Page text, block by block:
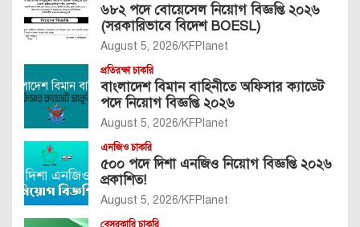
৬৮২ পদে বোয়েসেল নিয়োগ বিজ্ঞপ্তি ২০২৬
(সরকারিভাবে বিদেশ BOESL)
August 5, 2026 KFPlanet
প্রতিরক্ষা চাকরি
বাংলাদেশ বিমান বাহিনীতে অফিসার ক্যাডেট
পদে নিয়োগ বিজ্ঞপ্তি ২০২৬
August 5, 2026 KFPlanet
এনজিও চাকরি
৫০০ পদে দিশা এনজিও নিয়োগ বিজ্ঞপ্তি ২০২৬
প্রকাশিত!
August 5, 2026 KFPlanet
বেসরকারি চাকরি